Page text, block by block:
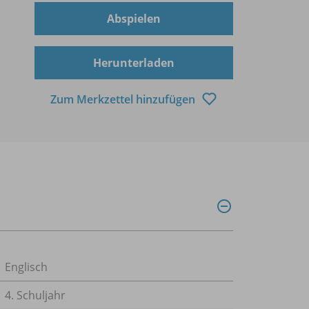
Abspielen
Herunterladen
Zum Merkzettel hinzufügen
Englisch
4. Schuljahr